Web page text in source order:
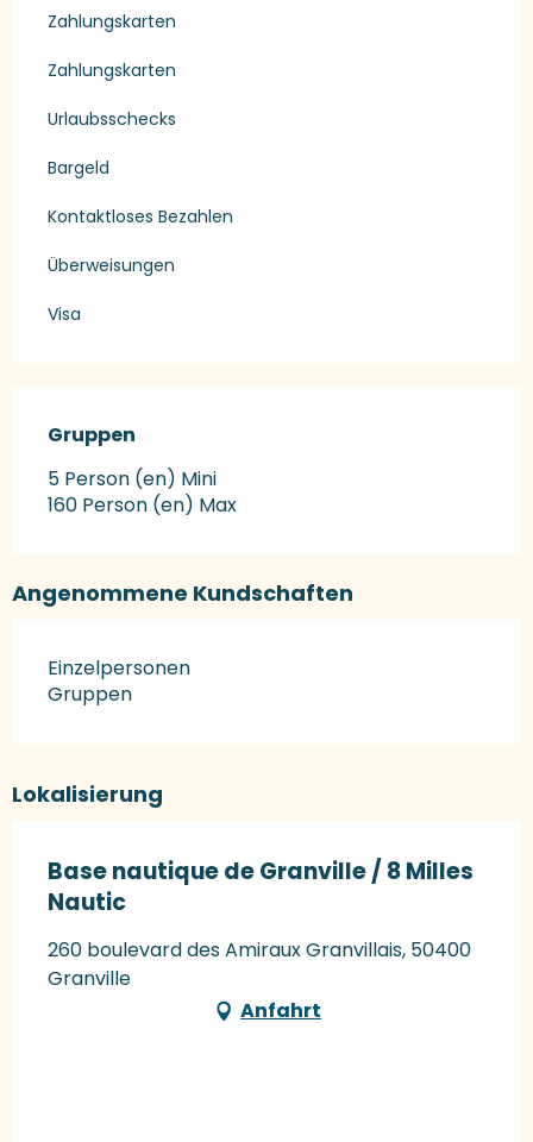
Zahlungskarten
Zahlungskarten
Urlaubsschecks
Bargeld
Kontaktloses Bezahlen
Überweisungen
Visa
Gruppen
Gruppen
5 Person (en) Mini
160 Person (en) Max
Angenommene Kundschaften
Einzelpersonen
Gruppen
Lokalisierung
Base nautique de Granville / 8 Milles
Nautic
260 boulevard des Amiraux Granvillais, 50400
Granville
Anfahrt